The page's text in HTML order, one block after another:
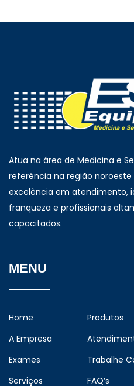
Atua na área de Medicina e
referência na região
excelência em atendimento,
franqueza e profissionais
capacitados.
MENU
Home
A Empresa
Exames
Serviços
Produtos
Trabalhe
FAQ’s